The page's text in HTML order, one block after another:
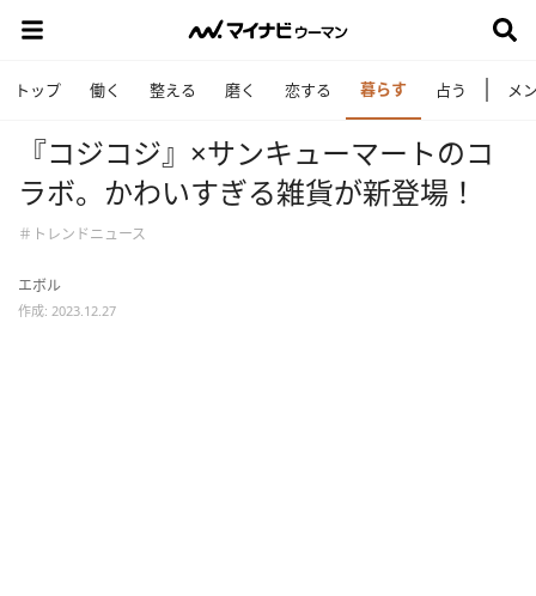
トップ 働く 整える 磨く 恋する 暮らす 占う メ
『コジコジ』×サンキューマートのコ
ラボ。かわいすぎる雑貨が新登場！
＃トレンドニュース
エボル
作成: 2023.12.27